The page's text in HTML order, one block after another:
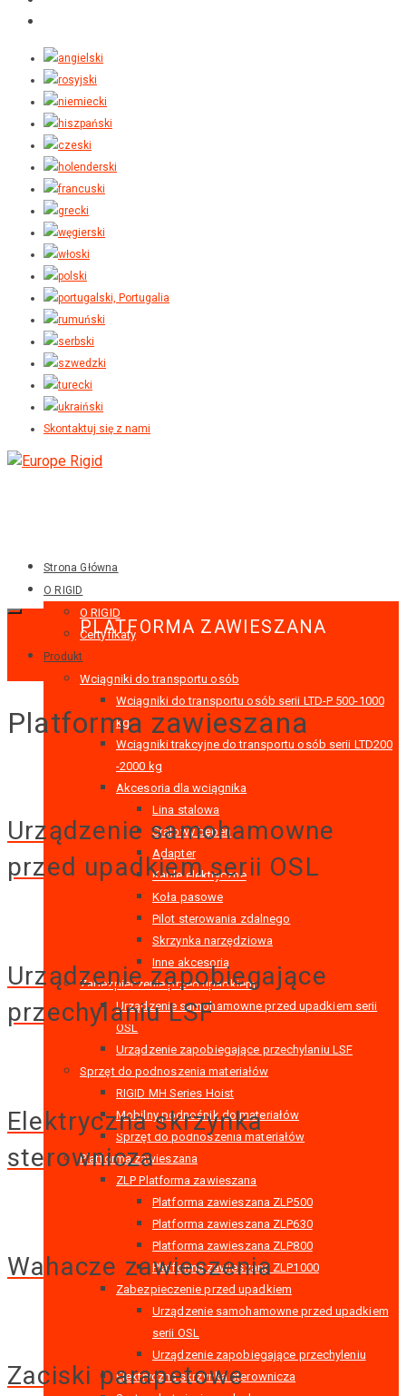
Skontaktuj się z nami
Strona Główna
O RIGID
O RIGID
Certyfikaty
Produkt
Wciągniki do transportu osób
Wciągniki do transportu osób serii LTD-P 500-1000
kg
Wciągniki trakcyjne do transportu osób serii LTD200
-2000 kg
Akcesoria dla wciągnika
Lina stalowa
Stalowy bęben
Adapter
Kable elektryczne
Koła pasowe
Pilot sterowania zdalnego
Skrzynka narzędziowa
Inne akcesoria
Zabezpieczenie przed upadkiem
Urządzenie samohamowne przed upadkiem serii
OSL
Urządzenie zapobiegające przechylaniu LSF
Sprzęt do podnoszenia materiałów
RIGID MH Series Hoist
Mobilny podnośnik do materiałów
Sprzęt do podnoszenia materiałów
Platforma zawieszana
ZLP Platforma zawieszana
Platforma zawieszana ZLP500
Platforma zawieszana ZLP630
Platforma zawieszana ZLP800
Platforma zawieszana ZLP1000
Zabezpieczenie przed upadkiem
Urządzenie samohamowne przed upadkiem
serii OSL
Urządzenie zapobiegające przechyleniu
Elektryczna skrzynka sterownicza
PLATFORMA ZAWIESZANA
Platforma zawieszana
Urządzenie samohamowne
przed upadkiem serii OSL
Urządzenie zapobiegające
przechylaniu LSF
Elektryczna skrzynka
sterownicza
Wahacze zawieszenia
Zaciski parapetowe